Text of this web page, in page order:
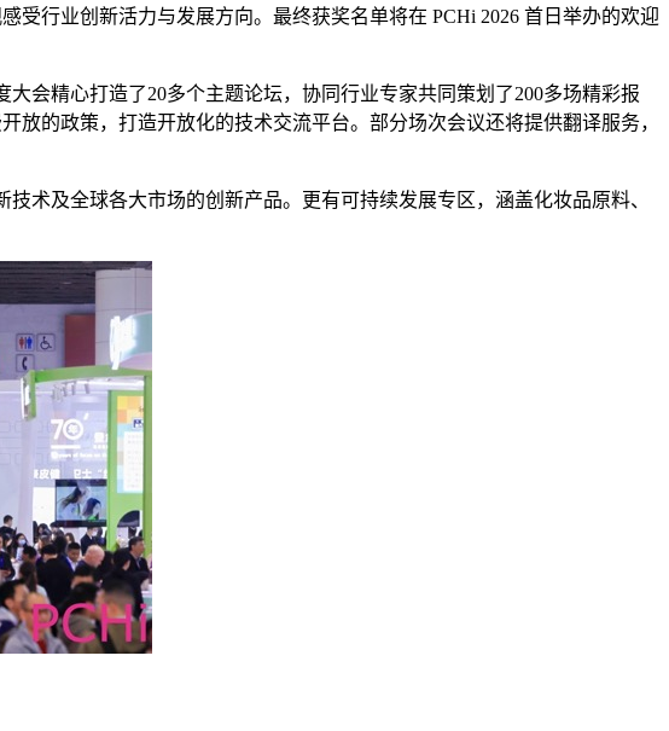
行业创新活力与发展方向。最终获奖名单将在 PCHi 2026 首日举办的欢迎
会精心打造了20多个主题论坛，协同行业专家共同策划了200多场精彩报
的政策，打造开放化的技术交流平台。部分场次会议还将提供翻译服务，
术及全球各大市场的创新产品。更有可持续发展专区，涵盖化妆品原料、